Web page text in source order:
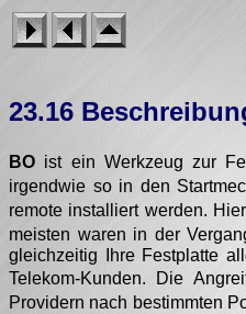
23.16
BO ist ein Werkzeug zur
irgendwie so in den
remote installiert werden.
meisten waren in der
gleichzeitig Ihre Festplatte
Telekom-Kunden. Die
Providern nach bestimmten